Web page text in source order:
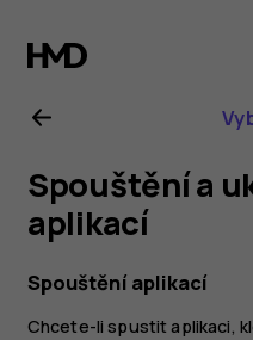
příručka
k
Nokia 7
plus
Spouštění a
aplikací
Spouštění aplikací
Chcete-li spustit aplikaci,